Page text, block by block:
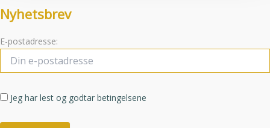
Nyhetsbrev
E-postadresse:
Jeg har lest og godtar betingelsene